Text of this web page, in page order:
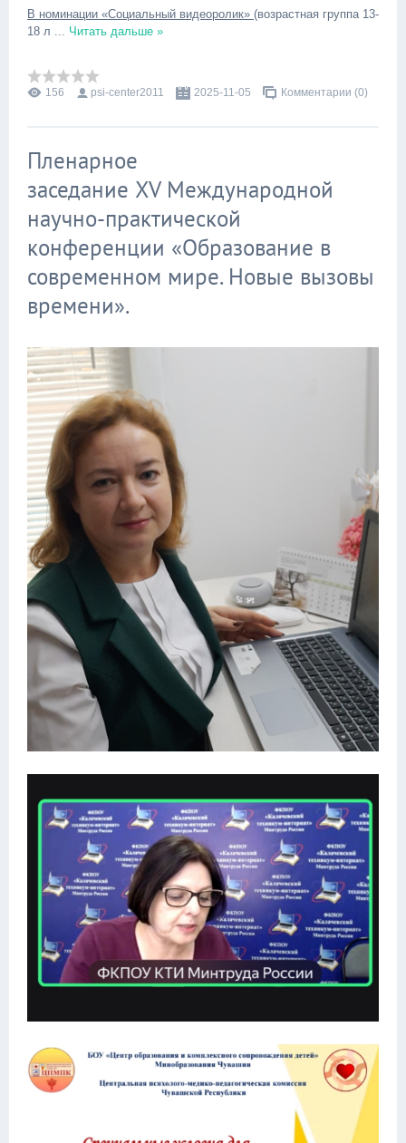
В номинации «Социальный видеоролик» (возрастная группа 13-
18 л
Читать дальше »
156 psi-center2011 2025-11-05 Комментарии (0)
Пленарное
заседание XV Международной
научно-практической
конференции «Образование в
современном мире. Новые вызовы
времени».